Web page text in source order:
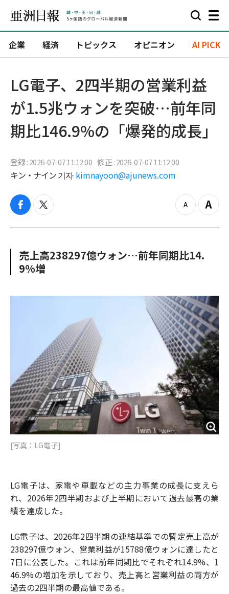
企業 経済 トピックス オピニオン AI PICK
LG電子、2四半期の営業利益
が1.5兆ウォンを突破…前年同
期比146.9%の「爆発的成長」
登録 : 2026-07-07 11:12:00 修正 : 2026-07-07 11:12:00
キン・ナイン 기자 kimnayoon@ajunews.com
f
c
o
o
t
i
e
r
z
o
u
Z
o
売上高238297億ウォン…前年同期比14.
9%増
[写真：LG電子]
LG電子は、家電や車載などの主力事業の成長に支えら
れ、2026年2四半期および上半期において過去最高の業
績を達成した。
LG電子は、2026年2四半期の連結基準での暫定売上高が
238297億ウォン、営業利益が15788億ウォンに達したと
7日に公表した。これは前年同期比でそれぞれ14.9%、1
46.9%の増加を示しており、売上高と営業利益の両方が
過去の2四半期の最高値である。